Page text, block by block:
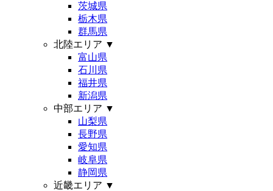
茨城県
栃木県
群馬県
北陸エリア ▼
富山県
石川県
福井県
新潟県
中部エリア ▼
山梨県
長野県
愛知県
岐阜県
静岡県
近畿エリア ▼